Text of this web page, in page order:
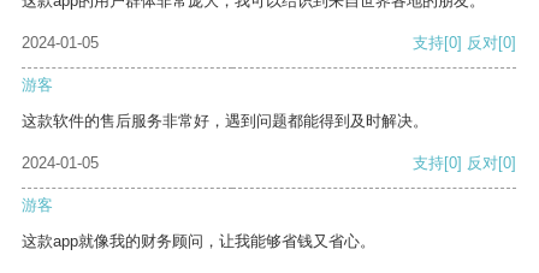
2024-01-05 支持[0] 反对[0]
游客
这款软件的售后服务非常好，遇到问题都能得到及时解决。
2024-01-05 支持[0] 反对[0]
游客
这款app就像我的财务顾问，让我能够省钱又省心。